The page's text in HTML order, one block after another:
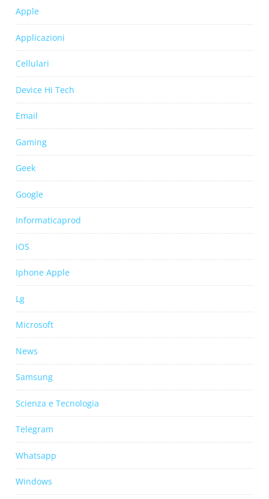
Apple
Applicazioni
Cellulari
Device Hi Tech
Email
Gaming
Geek
Google
Informaticaprod
iOS
Iphone Apple
Lg
Microsoft
News
Samsung
Scienza e Tecnologia
Telegram
Whatsapp
Windows